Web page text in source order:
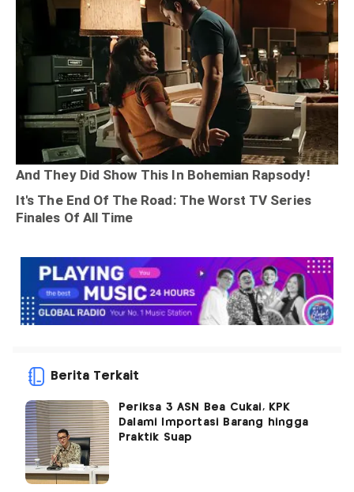
Berita Terkait
Periksa 3 ASN Bea Cukai, KPK
Dalami Importasi Barang hingga
Praktik Suap